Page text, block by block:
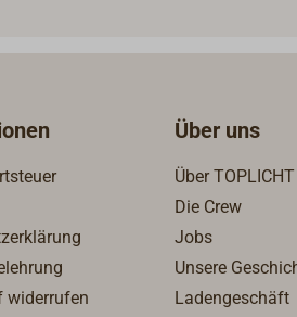
Markenprodukt der Firma
LIROS.Farbe: schwarz-weiß.
widerrufen
Über uns
Über TOPLICHT
Die Crew
Jobs
Unsere
Ladengeschäft